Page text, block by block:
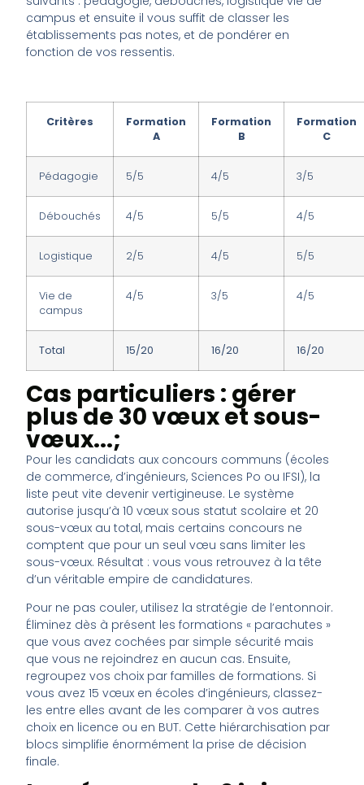
campus et ensuite il vous suffit de classer les
établissements pas notes, et de pondérer en
fonction de vos ressentis.
Critères
Formation
A
Formation
B
Formation
C
Pédagogie 5/5 4/5 3/5
Débouchés 4/5 5/5 4/5
Logistique 2/5 4/5 5/5
Vie de
campus
4/5 3/5 4/5
Total 15/20 16/20 16/20
Cas particuliers : gérer
plus de 30 vœux et sous-
vœux...;
Pour les candidats aux concours communs (écoles
de commerce, d’ingénieurs, Sciences Po ou IFSI), la
liste peut vite devenir vertigineuse. Le système
autorise jusqu’à 10 vœux sous statut scolaire et 20
sous-vœux au total, mais certains concours ne
comptent que pour un seul vœu sans limiter les
sous-vœux. Résultat : vous vous retrouvez à la tête
d’un véritable empire de candidatures.
Pour ne pas couler, utilisez la stratégie de l’entonnoir.
Éliminez dès à présent les formations « parachutes »
que vous avez cochées par simple sécurité mais
que vous ne rejoindrez en aucun cas. Ensuite,
regroupez vos choix par familles de formations. Si
vous avez 15 vœux en écoles d’ingénieurs, classez-
les entre elles avant de les comparer à vos autres
choix en licence ou en BUT. Cette hiérarchisation par
blocs simplifie énormément la prise de décision
finale.